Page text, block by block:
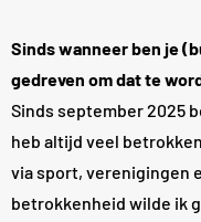
Sinds wanneer ben je
gedreven om dat te
Sinds september 2025
heb altijd veel
via sport, verenigingen
betrokkenheid wilde ik